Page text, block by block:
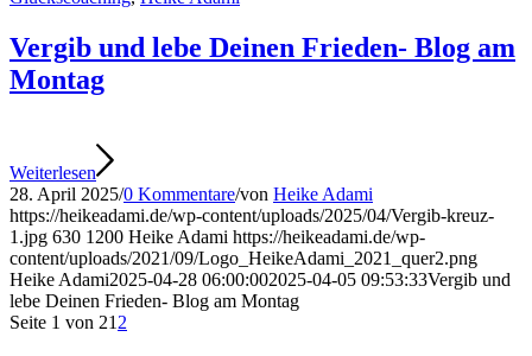
Vergib und lebe Deinen Frieden- Blog am
Montag
Weiterlesen
28. April 2025/0 Kommentare/von Heike Adami
https://heikeadami.de/wp-content/uploads/2025/04/Vergib-kreuz-
1.jpg 630 1200 Heike Adami https://heikeadami.de/wp-
content/uploads/2021/09/Logo_HeikeAdami_2021_quer2.png
Heike Adami2025-04-28 06:00:002025-04-05 09:53:33Vergib und
lebe Deinen Frieden- Blog am Montag
Seite 1 von 21 2